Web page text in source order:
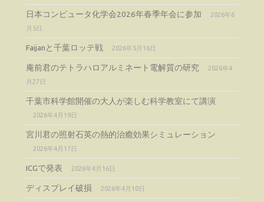
日本コンピュータ化学会2026年春季年会に参加
2026年6
月5日
Faijanと千葉ロッテ戦 2026年5月16日
庵前君のテトラハロアルミネート電解質の研究
2026年4
月27日
千葉市科学館開催の大人が楽しむ科学教室にて講演
2026年4月19日
宮川君の照射石英の熱的治癒効果シミュレーション
2026年4月17日
ICGで発表 2026年4月16日
ディスプレイ破損 2026年4月10日